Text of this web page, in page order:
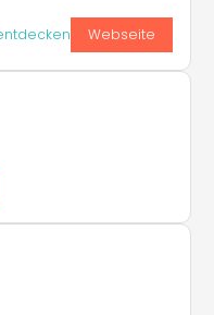
Webseite